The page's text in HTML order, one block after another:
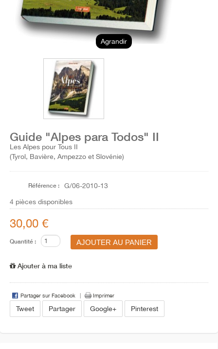
Agrandir
Guide "Alpes para Todos" II
Les Alpes pour Tous II
(Tyrol, Bavière, Ampezzo et Slovénie)
Référence : G/06-2010-13
4 pièces disponibles
30,00 €
Quantité :
Ajouter à ma liste
Partager sur Facebook Imprimer
Tweet Partager Google+ Pinterest